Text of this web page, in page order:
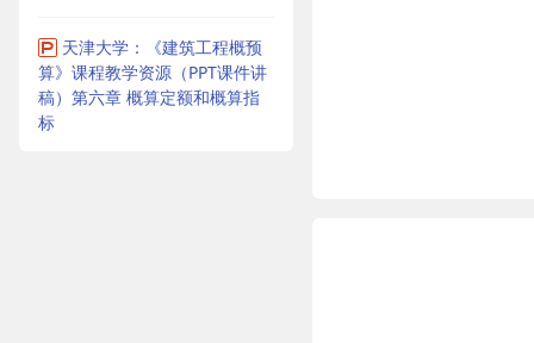
天津大学：《建筑工程概预
算》课程教学资源（PPT课件讲
稿）第六章 概算定额和概算指
标